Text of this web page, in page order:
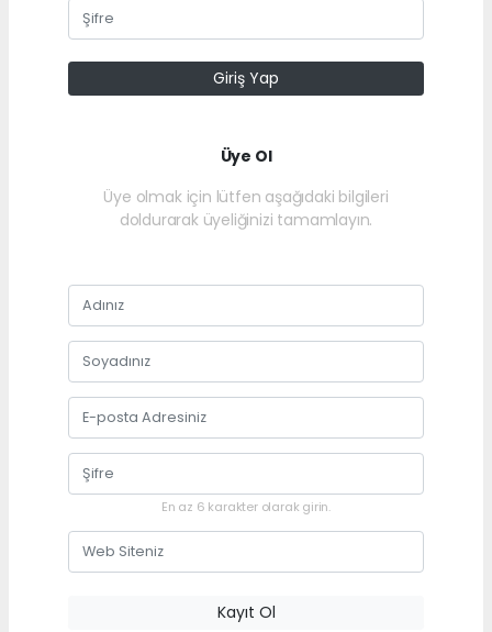
Giriş Yap
Üye Ol
Üye olmak için lütfen aşağıdaki bilgileri
doldurarak üyeliğinizi tamamlayın.
En az 6 karakter olarak girin.
Kayıt Ol